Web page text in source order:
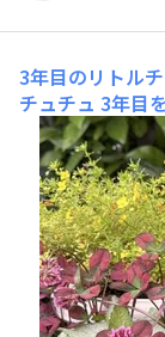
3年目のリトル
チュチュ 3年目
愛らしい小花
みがいっぱい
ぱい💛